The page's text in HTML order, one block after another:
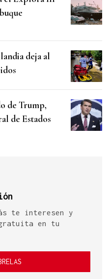
deja al
de Trump,
de Estados
te interesen y
en tu